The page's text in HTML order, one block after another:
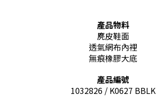
產品物料
麂皮鞋面
透氣網布內裡
無痕橡膠大底
產品編號
1032826 / K0627 BBLK